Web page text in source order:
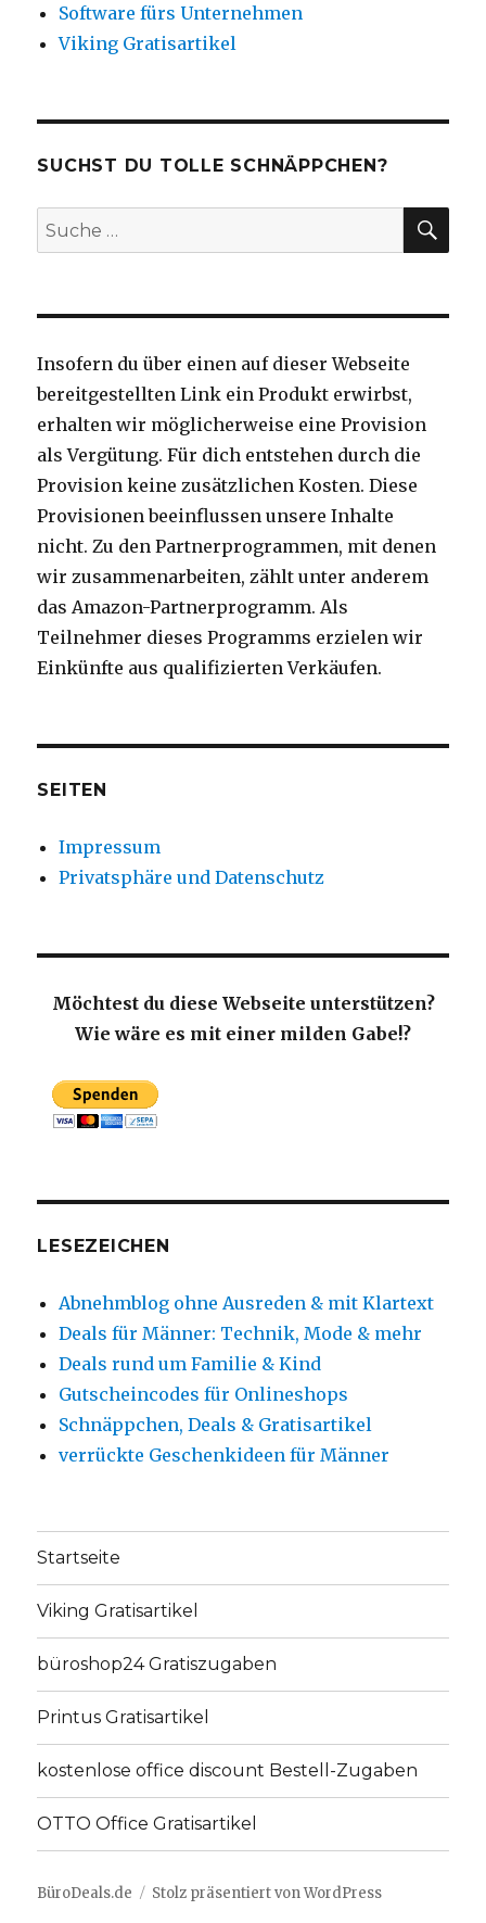
Software fürs Unternehmen
Viking Gratisartikel
SUCHST DU TOLLE SCHNÄPPCHEN?
Suche
nach:
Insofern du über einen auf dieser Webseite
bereitgestellten Link ein Produkt erwirbst,
erhalten wir möglicherweise eine Provision
als Vergütung. Für dich entstehen durch die
Provision keine zusätzlichen Kosten. Diese
Provisionen beeinflussen unsere Inhalte
nicht. Zu den Partnerprogrammen, mit denen
wir zusammenarbeiten, zählt unter anderem
das Amazon-Partnerprogramm. Als
Teilnehmer dieses Programms erzielen wir
Einkünfte aus qualifizierten Verkäufen.
SEITEN
Impressum
Privatsphäre und Datenschutz
Möchtest du diese Webseite unterstützen?
Wie wäre es mit einer milden Gabe!?
LESEZEICHEN
Abnehmblog ohne Ausreden & mit Klartext
Deals für Männer: Technik, Mode & mehr
Deals rund um Familie & Kind
Gutscheincodes für Onlineshops
Schnäppchen, Deals & Gratisartikel
verrückte Geschenkideen für Männer
Startseite
Viking Gratisartikel
büroshop24 Gratiszugaben
Printus Gratisartikel
kostenlose office discount Bestell-Zugaben
OTTO Office Gratisartikel
BüroDeals.de Stolz präsentiert von WordPress